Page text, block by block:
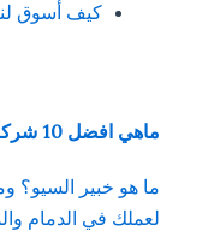
كيف أسوق لنفسي
ماهي افضل 10 شركات تصميم مواقع في مصر؟
ما هو خبير السيو؟
لعملك في الدمام